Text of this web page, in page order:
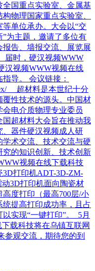
国重点实验室、金属基
物理国家重点实验室、
位承办。大会以“交
”为主题，邀请了多位有
、墙报交流、展览展
届时，硬汉视频WWW
汉视频WWW视频在线
。 会议链接：
超材料是本世纪十分
技术的源头。中国材
会电介质物理专业委员
国超材料大会旨在推动我
、器件硬汉视频成人研
术交流、技术交流与硬
知识创新、技术创新
视频在线下载科技
瓷3D打印机ADT-3D-ZM-
动3D打印机面向陶瓷材
超高度打印（最高700层/小
统提高打印成功率，且占
实现“一键打印”。 5月
下载科技将在乌镇互联网
观交流，期待您的到